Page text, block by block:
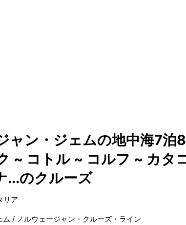
ャン・ジェムの地中海7泊
~ コトル ~ コルフ ~ カタ
...のクルーズ
リア
ム / ノルウェージャン・クルーズ・ライン